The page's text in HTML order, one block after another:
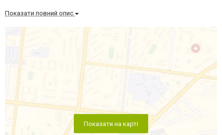
Показати повний опис
Показати на карті